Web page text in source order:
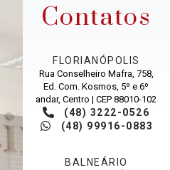
Contatos
FLORIANÓPOLIS
Rua Conselheiro Mafra, 758,
Ed. Com. Kosmos, 5º e 6º
andar, Centro | CEP 88010-102
(48) 3222-0526
(48) 99916-0883
BALNEÁRIO